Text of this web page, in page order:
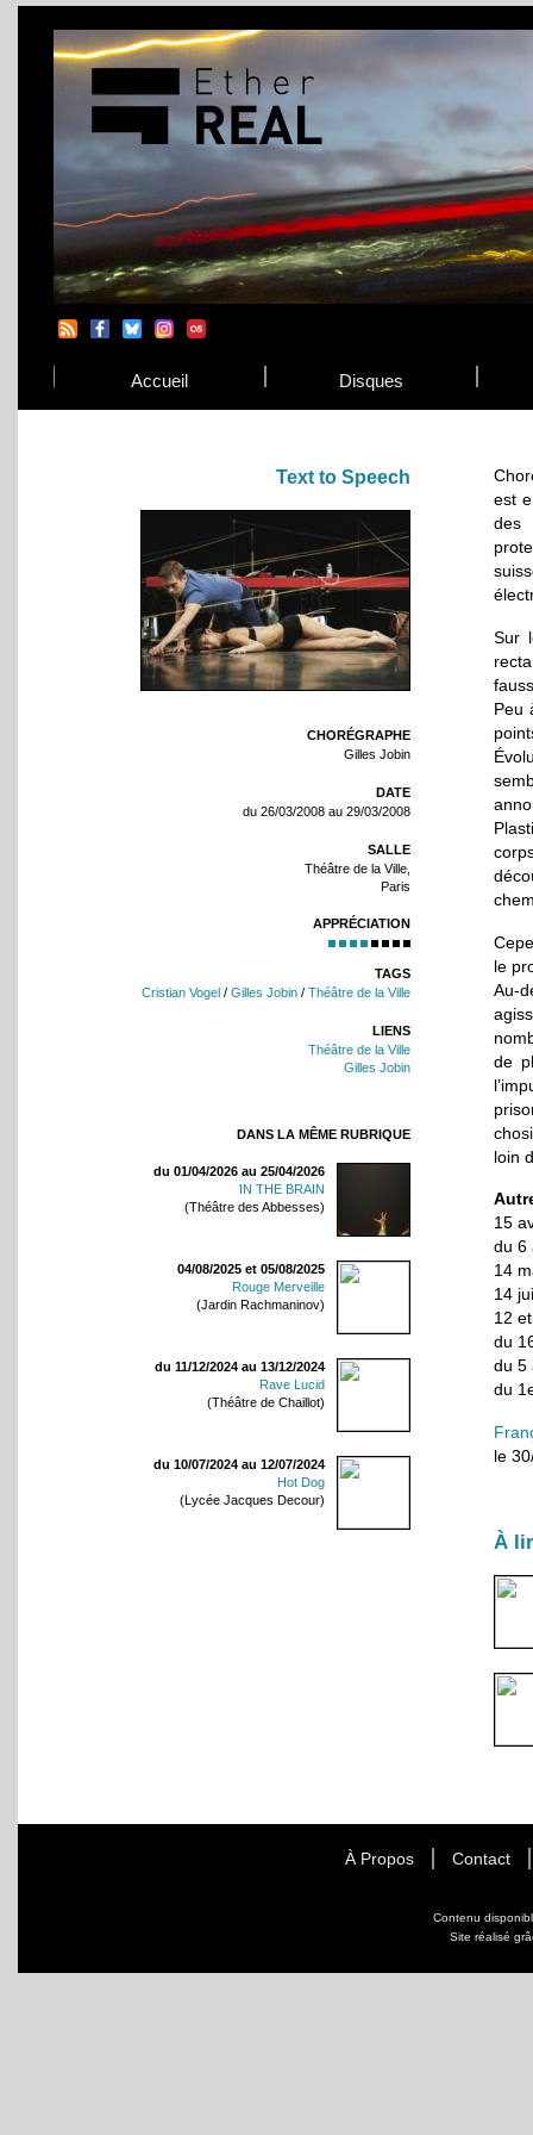
Accueil Disques
Text to Speech
CHORÉGRAPHE
Gilles Jobin
DATE
du 26/03/2008 au 29/03/2008
SALLE
Théâtre de la Ville,
Paris
APPRÉCIATION
TAGS
Cristian Vogel / Gilles Jobin / Théâtre de la Ville
LIENS
Théâtre de la Ville
Gilles Jobin
DANS LA MÊME RUBRIQUE
du 01/04/2026 au 25/04/2026
IN THE BRAIN
(Théâtre des Abbesses)
04/08/2025 et 05/08/2025
Rouge Merveille
(Jardin Rachmaninov)
du 11/12/2024 au 13/12/2024
Rave Lucid
(Théâtre de Chaillot)
du 10/07/2024 au 12/07/2024
Hot Dog
(Lycée Jacques Decour)
est
des
Sur
Peu
le
Au-
de
loin
15
du 6
14
14
12
du
du 5
du
le
À
À Propos Contact
Contenu
Site réalisé